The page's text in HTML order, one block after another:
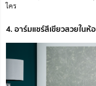
ใคร
4. อาร์มแชร์สีเขียวสวยใน